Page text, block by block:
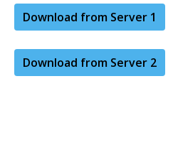
Download from Server 1
Download from Server 2